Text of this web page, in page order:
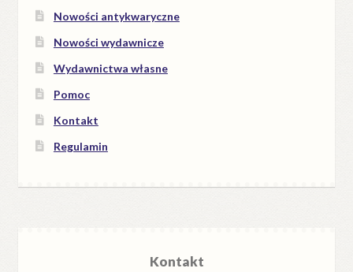
Nowości antykwaryczne
Nowości wydawnicze
Wydawnictwa własne
Pomoc
Kontakt
Regulamin
Kontakt